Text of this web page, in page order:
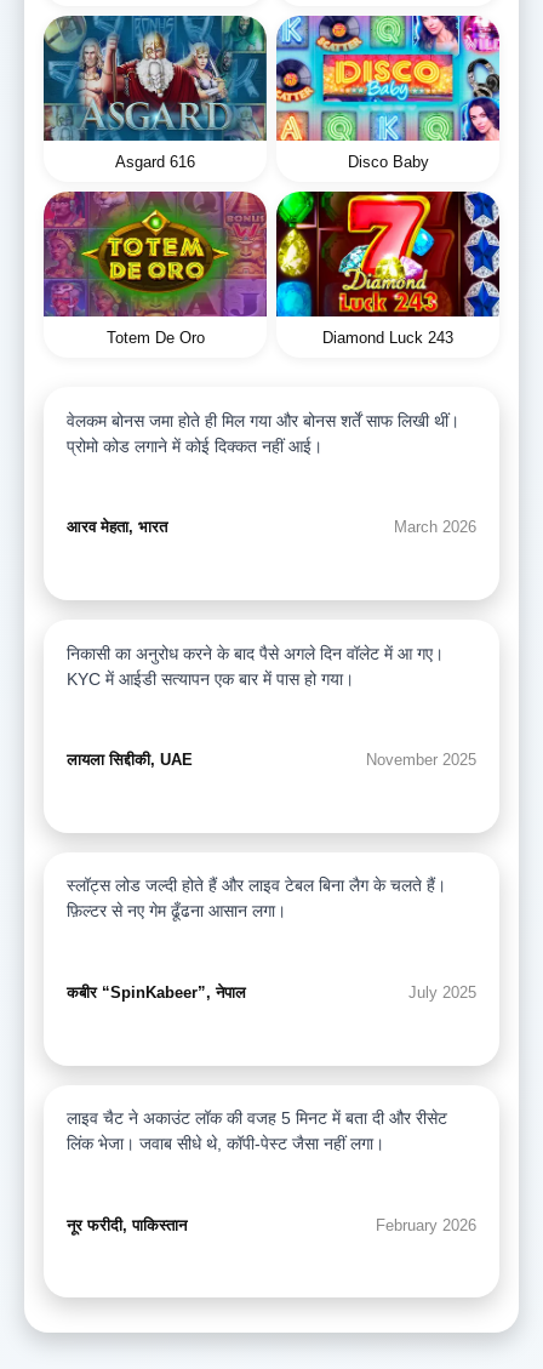
Asgard 616 Disco Baby
Totem De Oro Diamond Luck 243
वेलकम बोनस जमा होते ही मिल गया और बोनस शर्तें साफ लिखी थीं।
प्रोमो कोड लगाने में कोई दिक्कत नहीं आई।
आरव मेहता, भारत March 2026
निकासी का अनुरोध करने के बाद पैसे अगले दिन वॉलेट में आ गए।
KYC में आईडी सत्यापन एक बार में पास हो गया।
लायला सिद्दीकी, UAE November 2025
स्लॉट्स लोड जल्दी होते हैं और लाइव टेबल बिना लैग के चलते हैं।
फ़िल्टर से नए गेम ढूँढना आसान लगा।
कबीर “SpinKabeer”, नेपाल July 2025
लाइव चैट ने अकाउंट लॉक की वजह 5 मिनट में बता दी और रीसेट
लिंक भेजा। जवाब सीधे थे, कॉपी-पेस्ट जैसा नहीं लगा।
नूर फरीदी, पाकिस्तान February 2026